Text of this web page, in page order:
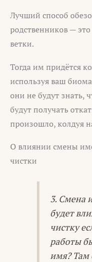
Лучший способ
родственников —
ветки.
Тогда им придётся
используя ваш
они не будут знать,
будут получать
произошло, колдуя
О влиянии смены
чистки
3. Смена
будет
чистку
работы
имя? Там